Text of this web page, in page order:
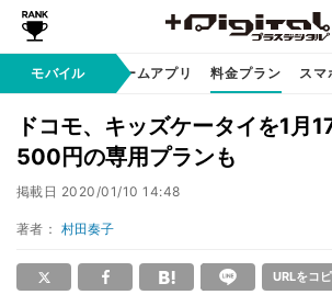
モバイル
/ サービス ゲームアプリ 料金プラン スマ
ドコモ、キッズケータイを1月
500円の専用プランも
掲載日 2020/01/10 14:48
著者： 村田奏子
URLをコ